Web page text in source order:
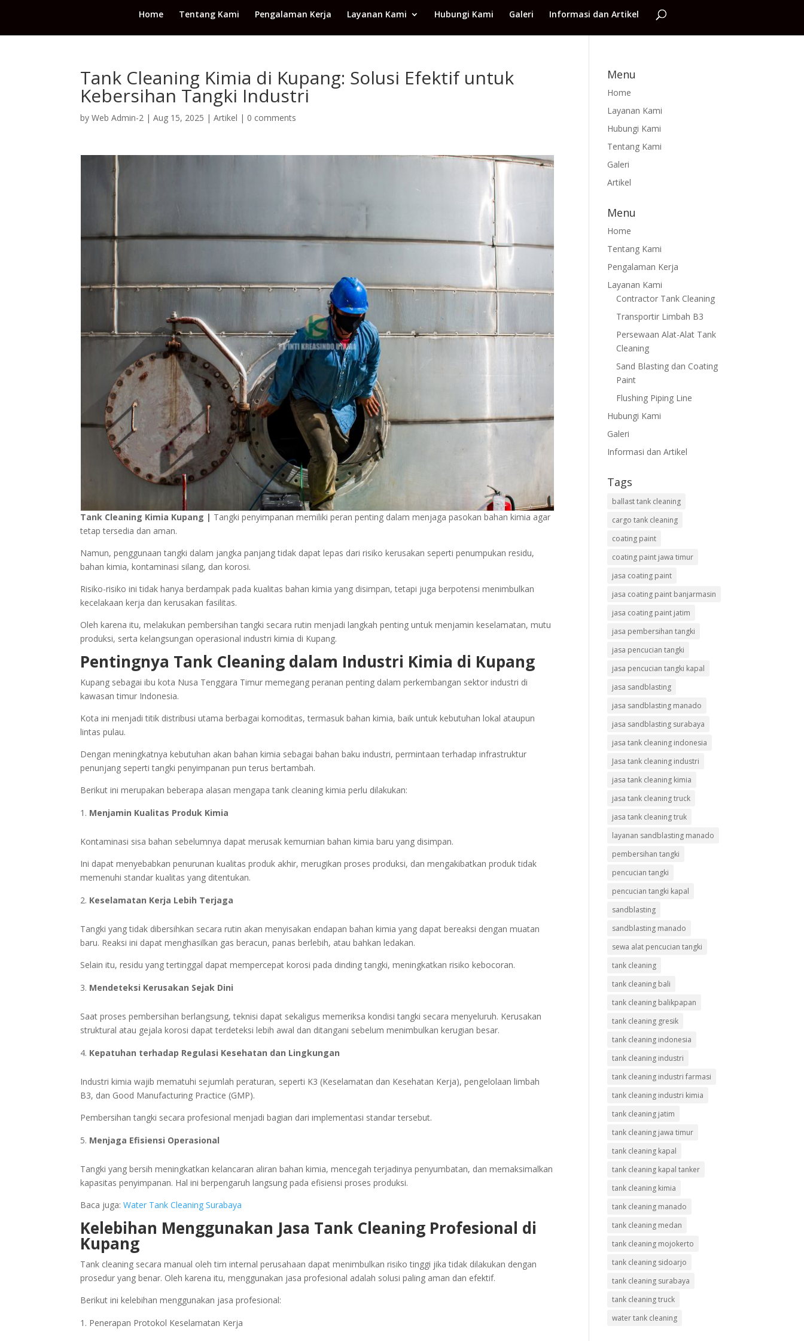
Home Tentang Kami Pengalaman Kerja Layanan Kami Hubungi Kami Galeri Informasi dan Artikel
Tank Cleaning Kimia di Kupang: Solusi Efektif untuk
Kebersihan Tangki Industri
byWeb Admin-2 |Aug 15, 2025 |Artikel | 0 comments
Tank Cleaning Kimia Kupang | Tangki penyimpanan memiliki peran penting dalam menjaga pasokan bahan kimia agar
tetap tersedia dan aman.
Namun, penggunaan tangki dalam jangka panjang tidak dapat lepas dari risiko kerusakan seperti penumpukan residu,
bahan kimia, kontaminasi silang, dan korosi.
Risiko-risiko ini tidak hanya berdampak pada kualitas bahan kimia yang disimpan, tetapi juga berpotensi menimbulkan
kecelakaan kerja dan kerusakan fasilitas.
Oleh karena itu, melakukan pembersihan tangki secara rutin menjadi langkah penting untuk menjamin keselamatan, mutu
produksi, serta kelangsungan operasional industri kimia di Kupang.
Pentingnya Tank Cleaning dalam Industri Kimia di Kupang
Kupang sebagai ibu kota Nusa Tenggara Timur memegang peranan penting dalam perkembangan sektor industri di
kawasan timur Indonesia.
Kota ini menjadi titik distribusi utama berbagai komoditas, termasuk bahan kimia, baik untuk kebutuhan lokal ataupun
lintas pulau.
Dengan meningkatnya kebutuhan akan bahan kimia sebagai bahan baku industri, permintaan terhadap infrastruktur
penunjang seperti tangki penyimpanan pun terus bertambah.
Berikut ini merupakan beberapa alasan mengapa tank cleaning kimia perlu dilakukan:
Menjamin Kualitas Produk Kimia
Kontaminasi sisa bahan sebelumnya dapat merusak kemurnian bahan kimia baru yang disimpan.
Ini dapat menyebabkan penurunan kualitas produk akhir, merugikan proses produksi, dan mengakibatkan produk tidak
memenuhi standar kualitas yang ditentukan.
Keselamatan Kerja Lebih Terjaga
Tangki yang tidak dibersihkan secara rutin akan menyisakan endapan bahan kimia yang dapat bereaksi dengan muatan
baru. Reaksi ini dapat menghasilkan gas beracun, panas berlebih, atau bahkan ledakan.
Selain itu, residu yang tertinggal dapat mempercepat korosi pada dinding tangki, meningkatkan risiko kebocoran.
Mendeteksi Kerusakan Sejak Dini
Saat proses pembersihan berlangsung, teknisi dapat sekaligus memeriksa kondisi tangki secara menyeluruh. Kerusakan
struktural atau gejala korosi dapat terdeteksi lebih awal dan ditangani sebelum menimbulkan kerugian besar.
Kepatuhan terhadap Regulasi Kesehatan dan Lingkungan
Industri kimia wajib mematuhi sejumlah peraturan, seperti K3 (Keselamatan dan Kesehatan Kerja), pengelolaan limbah
B3, dan Good Manufacturing Practice (GMP).
Pembersihan tangki secara profesional menjadi bagian dari implementasi standar tersebut.
Menjaga Efisiensi Operasional
Tangki yang bersih meningkatkan kelancaran aliran bahan kimia, mencegah terjadinya penyumbatan, dan memaksimalkan
kapasitas penyimpanan. Hal ini berpengaruh langsung pada efisiensi proses produksi.
Baca juga:Water Tank Cleaning Surabaya
Kelebihan Menggunakan Jasa Tank Cleaning Profesional di
Kupang
Tank cleaning secara manual oleh tim internal perusahaan dapat menimbulkan risiko tinggi jika tidak dilakukan dengan
prosedur yang benar. Oleh karena itu, menggunakan jasa profesional adalah solusi paling aman dan efektif.
Berikut ini kelebihan menggunakan jasa profesional:
Penerapan Protokol Keselamatan Kerja
Menu
Home
Layanan Kami
Hubungi Kami
Tentang Kami
Galeri
Artikel
Menu
Home
Tentang Kami
Pengalaman Kerja
Layanan Kami
Contractor Tank Cleaning
Transportir Limbah B3
Persewaan Alat-Alat Tank
Cleaning
Sand Blasting dan Coating
Paint
Flushing Piping Line
Hubungi Kami
Galeri
Informasi dan Artikel
Tags
ballast tank cleaning
cargo tank cleaning
coating paint
coating paint jawa timur
jasa coating paint
jasa coating paint banjarmasin
jasa coating paint jatim
jasa pembersihan tangki
jasa pencucian tangki
jasa pencucian tangki kapal
jasa sandblasting
jasa sandblasting manado
jasa sandblasting surabaya
jasa tank cleaning indonesia
Jasa tank cleaning industri
jasa tank cleaning kimia
jasa tank cleaning truck
jasa tank cleaning truk
layanan sandblasting manado
pembersihan tangki
pencucian tangki
pencucian tangki kapal
sandblasting
sandblasting manado
sewa alat pencucian tangki
tank cleaning
tank cleaning bali
tank cleaning balikpapan
tank cleaning gresik
tank cleaning indonesia
tank cleaning industri
tank cleaning industri farmasi
tank cleaning industri kimia
tank cleaning jatim
tank cleaning jawa timur
tank cleaning kapal
tank cleaning kapal tanker
tank cleaning kimia
tank cleaning manado
tank cleaning medan
tank cleaning mojokerto
tank cleaning sidoarjo
tank cleaning surabaya
tank cleaning truck
water tank cleaning